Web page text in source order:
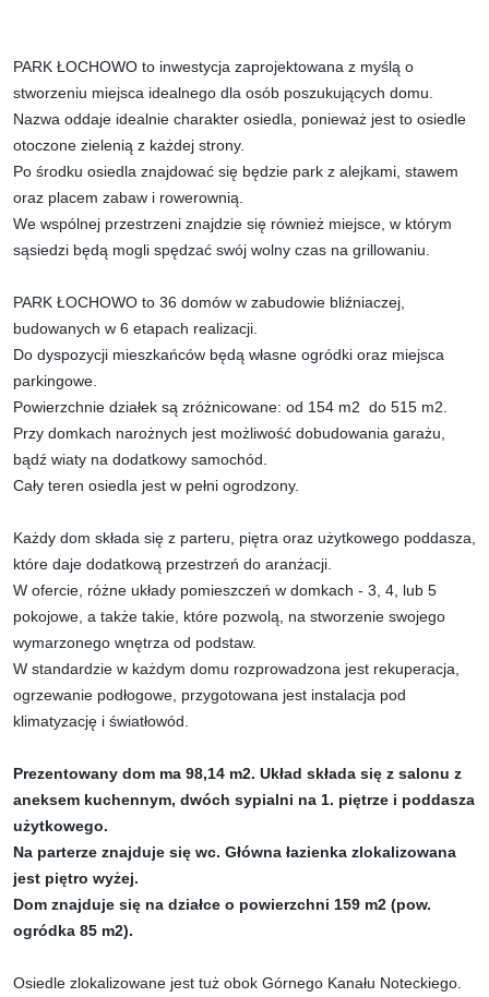
PARK ŁOCHOWO to inwestycja zaprojektowana z myślą o
stworzeniu miejsca idealnego dla osób poszukujących domu.
Nazwa oddaje idealnie charakter osiedla, ponieważ jest to osiedle
otoczone zielenią z każdej strony.
Po środku osiedla znajdować się będzie park z alejkami, stawem
oraz placem zabaw i rowerownią.
We wspólnej przestrzeni znajdzie się również miejsce, w którym
sąsiedzi będą mogli spędzać swój wolny czas na grillowaniu.
PARK ŁOCHOWO to 36 domów w zabudowie bliźniaczej,
budowanych w 6 etapach realizacji.
Do dyspozycji mieszkańców będą własne ogródki oraz miejsca
parkingowe.
Powierzchnie działek są zróżnicowane: od 154 m2 do 515 m2.
Przy domkach narożnych jest możliwość dobudowania garażu,
bądź wiaty na dodatkowy samochód.
Cały teren osiedla jest w pełni ogrodzony.
Każdy dom składa się z parteru, piętra oraz użytkowego poddasza,
które daje dodatkową przestrzeń do aranżacji.
W ofercie, różne układy pomieszczeń w domkach - 3, 4, lub 5
pokojowe, a także takie, które pozwolą, na stworzenie swojego
wymarzonego wnętrza od podstaw.
W standardzie w każdym domu rozprowadzona jest rekuperacja,
ogrzewanie podłogowe, przygotowana jest instalacja pod
klimatyzację i światłowód.
Prezentowany dom ma 98,14 m2. Układ składa się z salonu z
aneksem kuchennym, dwóch sypialni na 1. piętrze i poddasza
użytkowego.
Na parterze znajduje się wc. Główna łazienka zlokalizowana
jest piętro wyżej.
Dom znajduje się na działce o powierzchni 159 m2 (pow.
ogródka 85 m2).
Osiedle zlokalizowane jest tuż obok Górnego Kanału Noteckiego.